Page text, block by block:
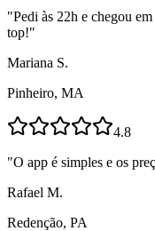
"Pedi às 22h e chegou
top!"
Mariana S.
Pinheiro, MA
4.8
"O app é simples e os
Rafael M.
Redenção, PA